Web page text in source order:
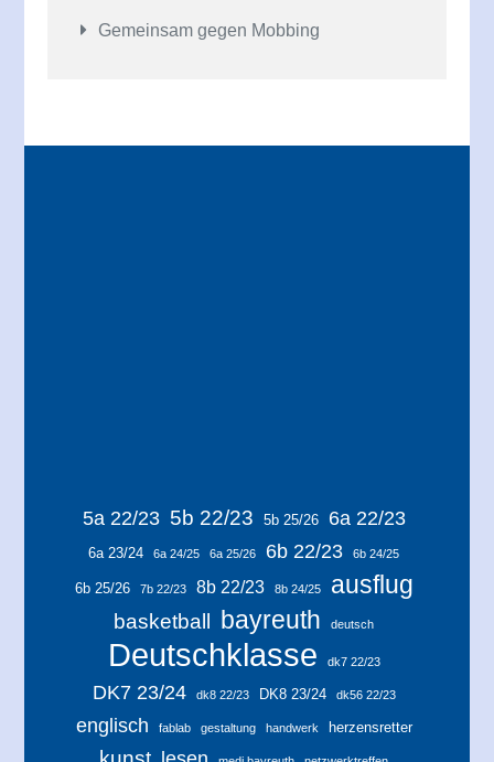
Gemeinsam gegen Mobbing
5a 22/23 5b 22/23 5b 25/26 6a 22/23
6a 23/24 6a 24/25 6a 25/26 6b 22/23 6b 24/25
6b 25/26 7b 22/23 8b 22/23 8b 24/25 ausflug
basketball bayreuth deutsch
Deutschklasse dk7 22/23
DK7 23/24 dk8 22/23 DK8 23/24 dk56 22/23
englisch fablab gestaltung handwerk herzensretter